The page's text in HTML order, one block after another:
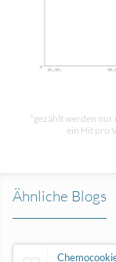
*gezählt werden nur
ein Hit pro
Ähnliche Blogs